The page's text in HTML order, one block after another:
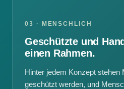
03 · MENSCHLICH
Geschützte und
einen Rahmen.
Hinter jedem Konzept stehen
geschützt werden, und